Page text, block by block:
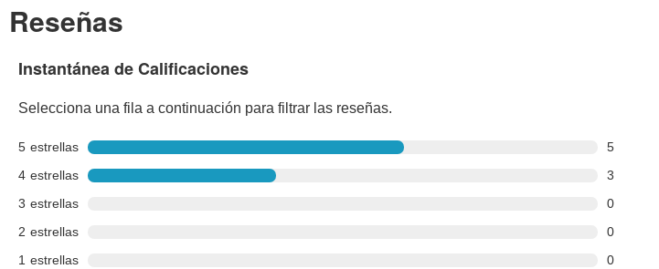
Reseñas
Instantánea de Calificaciones
Selecciona una fila a continuación para filtrar las reseñas.
5 estrellas
5
4 estrellas
3
3 estrellas
0
2 estrellas
0
1 estrellas 0